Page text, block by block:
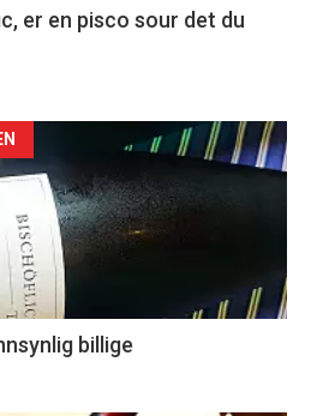
er en pisco sour det du
billige